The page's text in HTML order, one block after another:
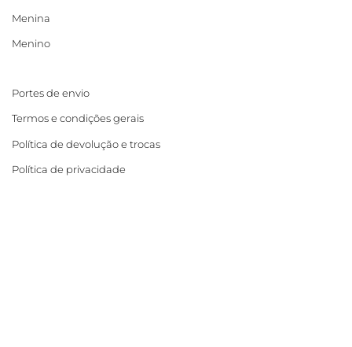
Menina
Menino
Portes de envio
Termos e condições gerais
Política de devolução e trocas
Política de privacidade